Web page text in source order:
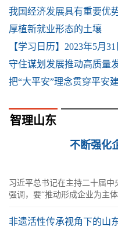
我国经济发展具有重要优
厚植新就业形态的土壤
【学习日历】2023年5月31
守住谋划发展推动高质量
把“大平安”理念贯穿平安
智理山东
不断强化
习近平总书记在主持二十届
强调，要“推动形成企业为主
非遗活性传承视角下的山